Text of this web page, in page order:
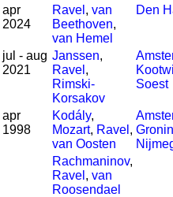
apr
2024
Ravel , van
Beethoven,
van Hemel
Den
jul - aug
2021
Janssen,
Ravel ,
Rimski-
Korsakov
Soest
apr
1998
Kodály,
Mozart, Ravel ,
van Oosten
Rachmaninov,
Ravel , van
Roosendael